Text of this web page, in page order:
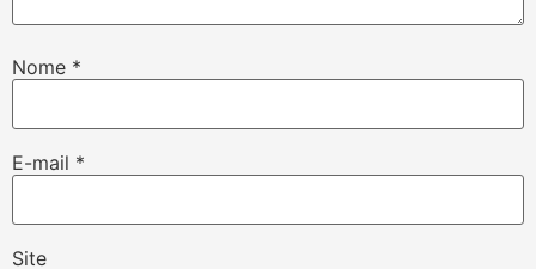
Nome *
E-mail *
Site